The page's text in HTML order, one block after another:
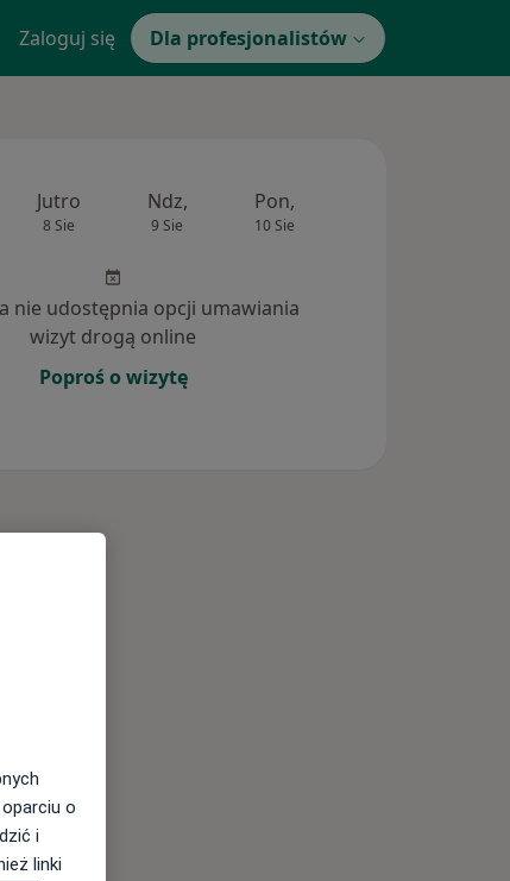
Zaloguj się Dla profesjonalistów
Jutro
8 Sie
Ndz,
9 Sie
Pon,
10 Sie
nie udostępnia opcji umawiania
wizyt drogą online
Poproś o wizytę
o
i
linki